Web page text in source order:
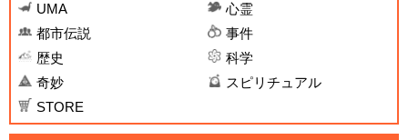
UMA
心霊
都市伝説
事件
歴史
科学
奇妙
スピリチュアル
STORE